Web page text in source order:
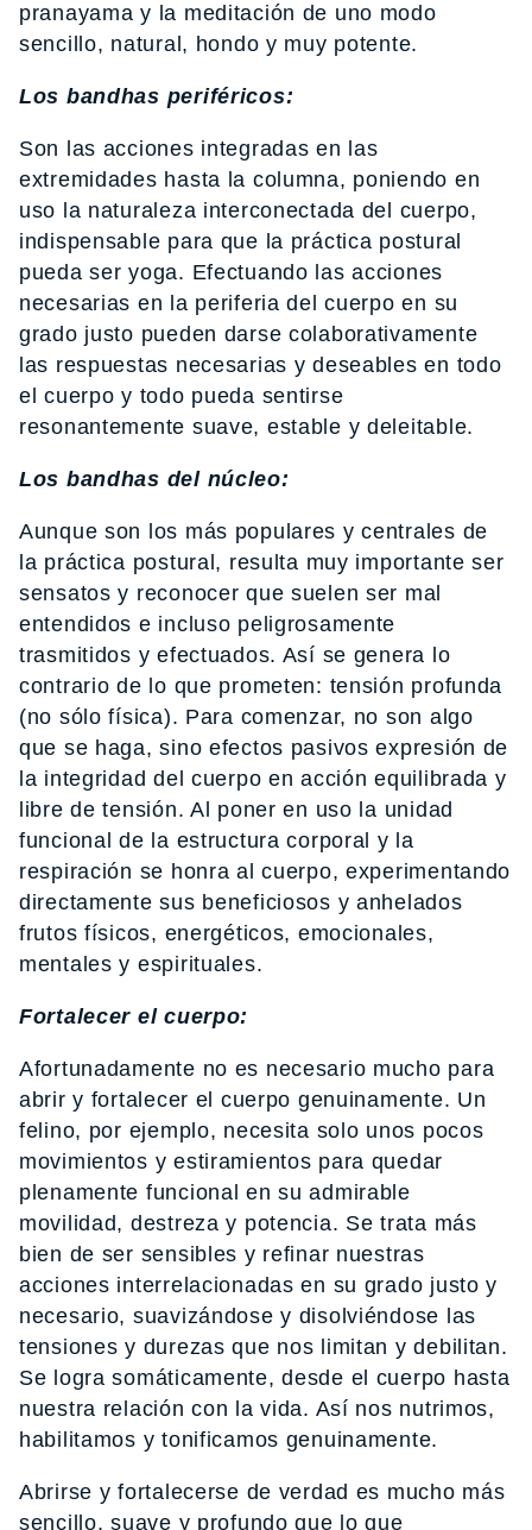
pranayama y la meditación de uno modo
sencillo, natural, hondo y muy potente.
Los bandhas periféricos:
Son las acciones integradas en las
extremidades hasta la columna, poniendo en
uso la naturaleza interconectada del cuerpo,
indispensable para que la práctica postural
pueda ser yoga. Efectuando las acciones
necesarias en la periferia del cuerpo en su
grado justo pueden darse colaborativamente
las respuestas necesarias y deseables en todo
el cuerpo y todo pueda sentirse
resonantemente suave, estable y deleitable.
Los bandhas del núcleo:
Aunque son los más populares y centrales de
la práctica postural, resulta muy importante ser
sensatos y reconocer que suelen ser mal
entendidos e incluso peligrosamente
trasmitidos y efectuados. Así se genera lo
contrario de lo que prometen: tensión profunda
(no sólo física). Para comenzar, no son algo
que se haga, sino efectos pasivos expresión de
la integridad del cuerpo en acción equilibrada y
libre de tensión. Al poner en uso la unidad
funcional de la estructura corporal y la
respiración se honra al cuerpo, experimentando
directamente sus beneficiosos y anhelados
frutos físicos, energéticos, emocionales,
mentales y espirituales.
Fortalecer el cuerpo:
Afortunadamente no es necesario mucho para
abrir y fortalecer el cuerpo genuinamente. Un
felino, por ejemplo, necesita solo unos pocos
movimientos y estiramientos para quedar
plenamente funcional en su admirable
movilidad, destreza y potencia. Se trata más
bien de ser sensibles y refinar nuestras
acciones interrelacionadas en su grado justo y
necesario, suavizándose y disolviéndose las
tensiones y durezas que nos limitan y debilitan.
Se logra somáticamente, desde el cuerpo hasta
nuestra relación con la vida. Así nos nutrimos,
habilitamos y tonificamos genuinamente.
Abrirse y fortalecerse de verdad es mucho más
sencillo, suave y profundo que lo que